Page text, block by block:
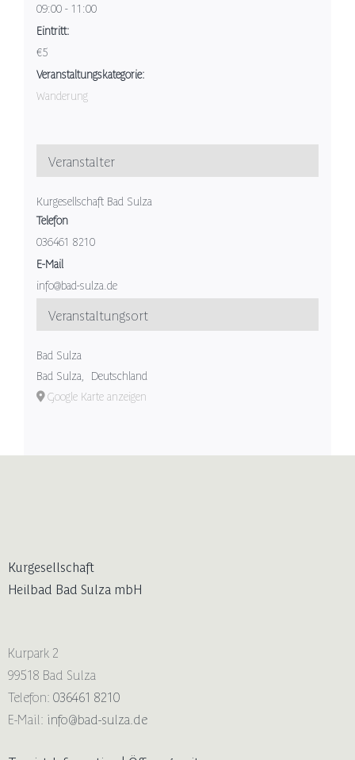
09:00 - 11:00
Eintritt:
€5
Veranstaltungskategorie:
Wanderung
Veranstaltungsort
Bad Sulza
Bad Sulza
Deutschland
Google Karte anzeigen
Veranstalter
Kurgesellschaft Bad Sulza
Telefon
036461 8210
E-Mail
info@bad-sulza.de
Kurgesellschaft
Heilbad Bad Sulza mbH
Kurpark 2
99518 Bad Sulza
Telefon: 036461 8210
E-Mail: info@bad-sulza.de